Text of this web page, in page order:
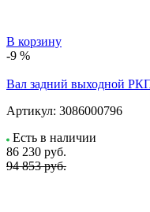
В корзину
-9 %
Вал задний выходной
Артикул: 3086000796
Есть в наличии
86 230 руб.
94 853 руб.